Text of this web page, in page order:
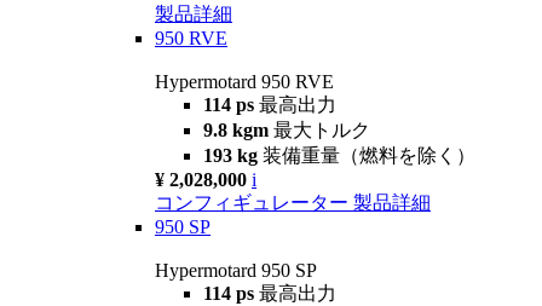
製品詳細
950 RVE
Hypermotard 950 RVE
114 ps 最高出力
9.8 kgm 最大トルク
193 kg 装備重量（燃料を除く）
¥ 2,028,000 i
コンフィギュレーター 製品詳細
950 SP
Hypermotard 950 SP
114 ps 最高出力